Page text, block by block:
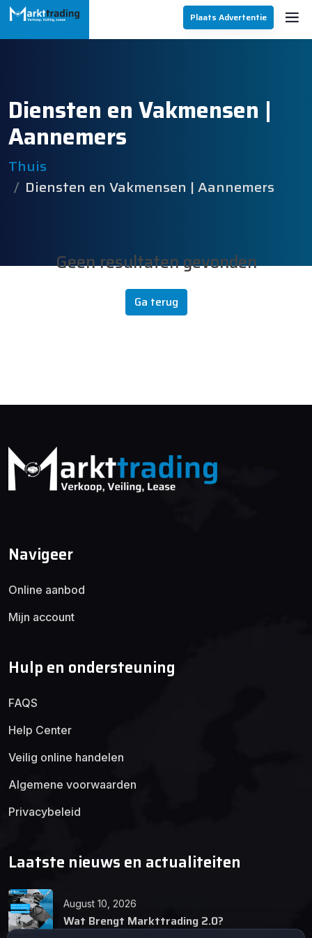
Plaats Advertentie
Diensten en Vakmensen |
Aannemers
Thuis
Diensten en Vakmensen | Aannemers
Geen resultaten gevonden
Ga terug
Navigeer
Online aanbod
Mijn account
Hulp en ondersteuning
FAQS
Help Center
Veilig online handelen
Algemene voorwaarden
Privacybeleid
Laatste nieuws en actualiteiten
August 10, 2026
Wat Brengt Markttrading 2.0?